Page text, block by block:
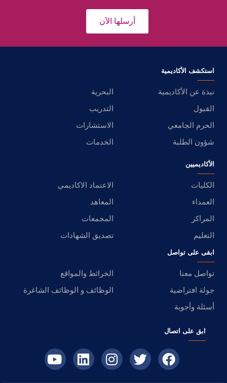
أرسلها الآن
استكشف الأكاديمية
نبذة عن الأكاديمية
البحرية
القبول
التدريب
الحرم الجامعي
الاستشارات
شؤون الطلبة
الخدمات
الأكاديميين
الكليات
الاعتماد الاكاديمي
العمداء
المعاهد
المراكز
المجمعات
التعليم
تصديق الشهادات
ابقى على تواصل
تواصل معنا
الخرائط والمواقع
جولة افتراضية
الوظائف و الوظائف الشاغرة
أسئلة وأجوبة
ابق على اتصال